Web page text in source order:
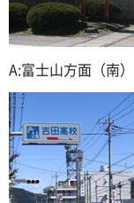
A:富士山方面（南